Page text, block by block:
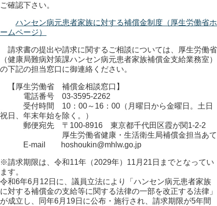
ご確認下さい。
ハンセン病元患者家族に対する補償金制度（厚生労働省ホ
ームページ）
請求書の提出や請求に関するご相談については、厚生労働省
（健康局難病対策課ハンセン病元患者家族補償金支給業務室）
の下記の担当窓口に御連絡ください。
【厚生労働省 補償金相談窓口】
電話番号 03-3595-2262
受付時間 10：00～16：00（月曜日から金曜日。土日
祝日、年末年始を除く。）
郵便宛先 〒100-8916 東京都千代田区霞が関1-2-2
厚生労働省健康・生活衛生局補償金担当あて
E-mail hoshoukin@mhlw.go.jp
※請求期限は、令和11年（2029年）11月21日までとなってい
ます。
令和6年6月12日に、議員立法により「ハンセン病元患者家族
に対する補償金の支給等に関する法律の一部を改正する法律」
が成立し、同年6月19日に公布・施行され、請求期限が5年間